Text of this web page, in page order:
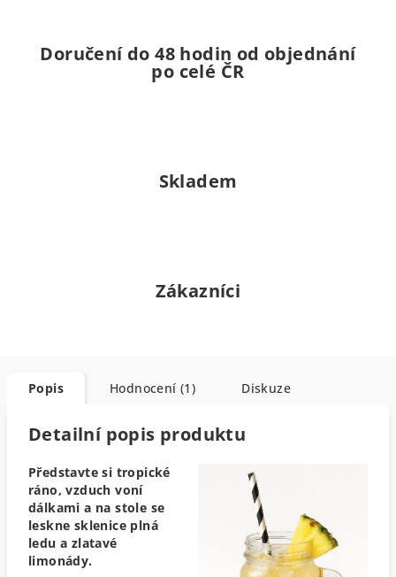
Doručení do 48 hodin od objednání
po celé ČR
Skladem
Zákazníci
Popis Hodnocení (1) Diskuze
Detailní popis produktu
Představte si tropické
ráno, vzduch voní
dálkami a na stole se
leskne sklenice plná
ledu a zlatavé
limonády.